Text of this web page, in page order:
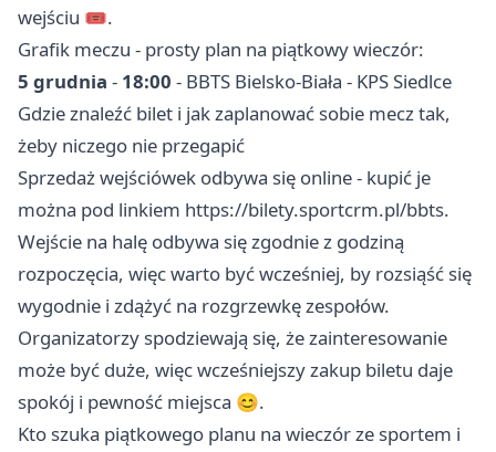
wejściu 🎟️.
Grafik meczu - prosty plan na piątkowy wieczór:
5 grudnia - 18:00 - BBTS Bielsko-Biała - KPS Siedlce
Gdzie znaleźć bilet i jak zaplanować sobie mecz tak,
żeby niczego nie przegapić
Sprzedaż wejściówek odbywa się online - kupić je
można pod linkiem https://bilety.sportcrm.pl/bbts.
Wejście na halę odbywa się zgodnie z godziną
rozpoczęcia, więc warto być wcześniej, by rozsiąść się
wygodnie i zdążyć na rozgrzewkę zespołów.
Organizatorzy spodziewają się, że zainteresowanie
może być duże, więc wcześniejszy zakup biletu daje
spokój i pewność miejsca 😊.
Kto szuka piątkowego planu na wieczór ze sportem i